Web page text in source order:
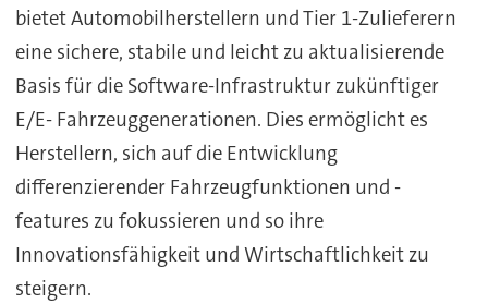
bietet Automobilherstellern und Tier 1-Zulieferern
eine sichere, stabile und leicht zu aktualisierende
Basis für die Software-Infrastruktur zukünftiger
E/E- Fahrzeuggenerationen. Dies ermöglicht es
Herstellern, sich auf die Entwicklung
differenzierender Fahrzeugfunktionen und -
features zu fokussieren und so ihre
Innovationsfähigkeit und Wirtschaftlichkeit zu
steigern.